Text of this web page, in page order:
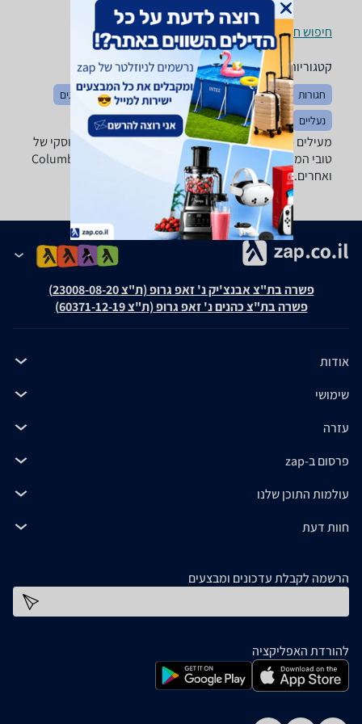
חיפוש חנויות מעילים לפי עיר
קטגוריות משלימות
חגורות הלבשה כללי כובעים מכנסיים
חולצות וסריגים
נעליים
בגדי ספורט
מעילים - ‏פליז מבחר ענק של מעילי פליז, רוח, גשם פוך וסקי של
טובי המותגים: Columbia, Marmot, The North Face, Salewa
ואחרים.
פשרה בת"צ אבנצ'יק נ' זאפ גרופ (ת"צ 23008-08-20)
פשרה בת"צ כהנים נ' זאפ גרופ (ת"צ 60371-12-19)
אודות
שימושי
עזרה
פרסום ב-zap
עולמות התוכן שלנו
חוות דעת
הרשמה לקבלת עדכונים ומבצעים
להורדת האפליקציה